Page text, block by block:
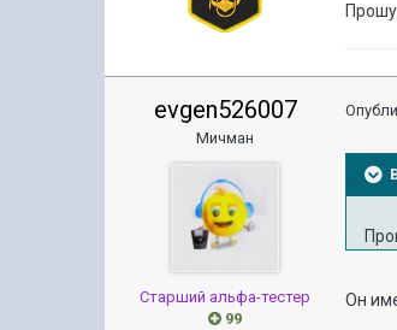
evgen526007
Мичман
Старший альфа-тестер
99
Он